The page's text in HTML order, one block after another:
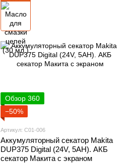
Обзор 360
−50%
Артикул: С01-006
Аккумуляторный секатор Makita
DUP375 Digital (24V, 5AH). АКБ
секатор Макита с экраном